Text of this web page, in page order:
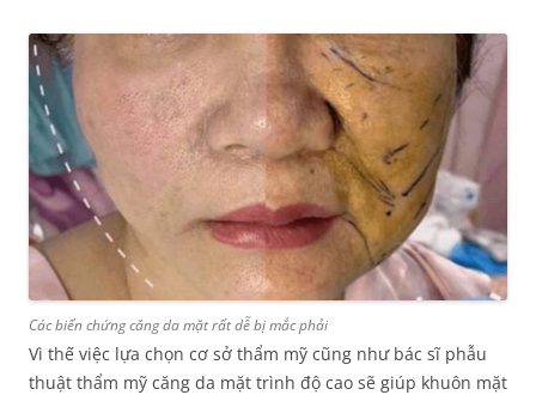
Các biến chứng căng da mặt rất dễ bị mắc phải
Vì thế việc lựa chọn cơ sở thẩm mỹ cũng như bác sĩ phẫu
thuật thẩm mỹ căng da mặt trình độ cao sẽ giúp khuôn mặt